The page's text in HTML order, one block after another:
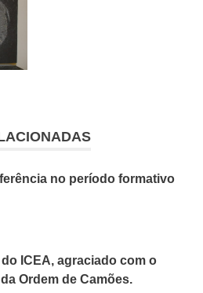
no período formativo
ICEA, agraciado com o
Ordem de Camões.